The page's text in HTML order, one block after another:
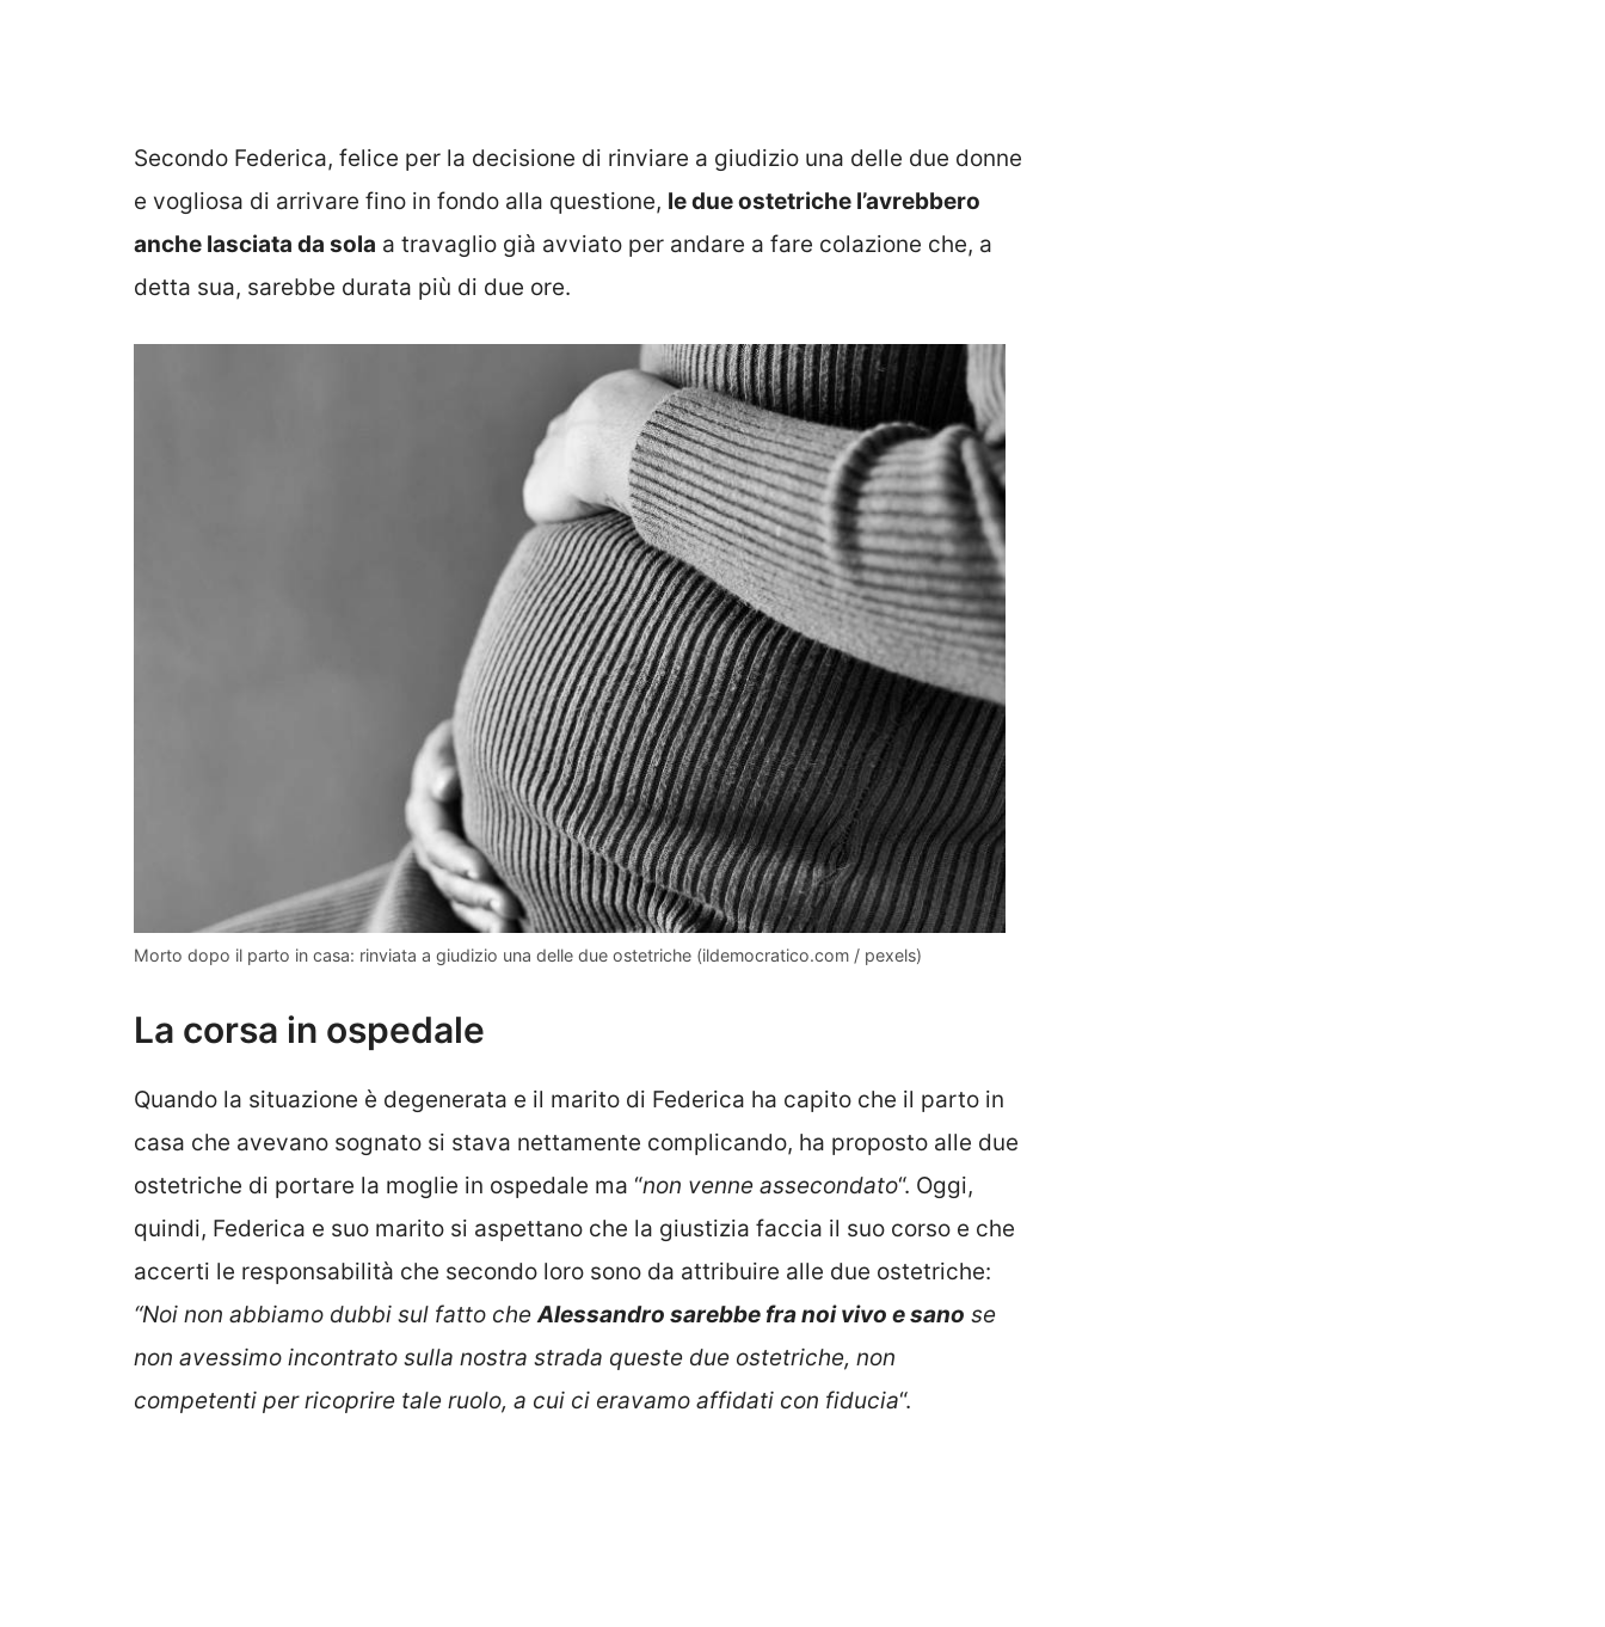
Secondo Federica, felice per la decisione di rinviare a giudizio una delle due donne
e vogliosa di arrivare fino in fondo alla questione, le due ostetriche l’avrebbero
anche lasciata da sola a travaglio già avviato per andare a fare colazione che, a
detta sua, sarebbe durata più di due ore.
Morto dopo il parto in casa: rinviata a giudizio una delle due ostetriche (ildemocratico.com / pexels)
La corsa in ospedale
Quando la situazione è degenerata e il marito di Federica ha capito che il parto in
casa che avevano sognato si stava nettamente complicando, ha proposto alle due
ostetriche di portare la moglie in ospedale ma “non venne assecondato“. Oggi,
quindi, Federica e suo marito si aspettano che la giustizia faccia il suo corso e che
accerti le responsabilità che secondo loro sono da attribuire alle due ostetriche:
“Noi non abbiamo dubbi sul fatto cheAlessandro sarebbe fra noi vivo e sano se
non avessimo incontrato sulla nostra strada queste due ostetriche, non
competenti per ricoprire tale ruolo, a cui ci eravamo affidati con fiducia“.